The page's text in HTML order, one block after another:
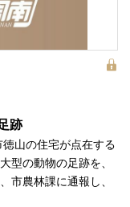
跡
山の住宅が点在する
型の動物の足跡を、
市農林課に通報し、